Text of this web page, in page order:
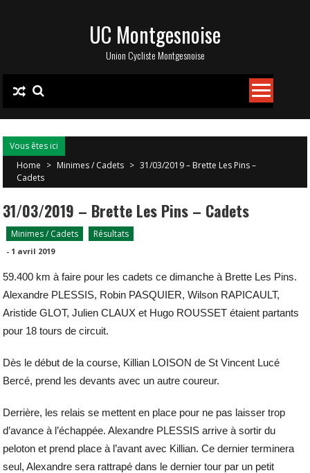
UC Montgesnoise
Union Cycliste Montgesnoise
Vous êtes ici
Home > Minimes / Cadets > 31/03/2019 – Brette Les Pins –
Cadets
31/03/2019 – Brette Les Pins – Cadets
Minimes / Cadets Résultats
- 1 avril 2019
59.400 km à faire pour les cadets ce dimanche à Brette Les Pins.
Alexandre PLESSIS, Robin PASQUIER, Wilson RAPICAULT,
Aristide GLOT, Julien CLAUX et Hugo ROUSSET étaient partants
pour 18 tours de circuit.
Dès le début de la course, Killian LOISON de St Vincent Lucé
Bercé, prend les devants avec un autre coureur.
Derrière, les relais se mettent en place pour ne pas laisser trop
d’avance à l’échappée. Alexandre PLESSIS arrive à sortir du
peloton et prend place à l’avant avec Killian. Ce dernier terminera
seul, Alexandre sera rattrapé dans le dernier tour par un petit